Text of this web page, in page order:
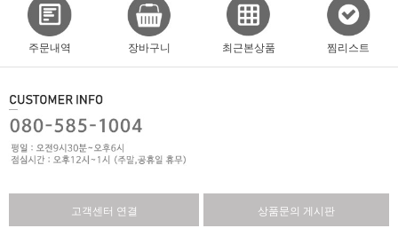
주문내역 장바구니 최근본상품 찜리스트
고객센터 연결 상품문의 게시판